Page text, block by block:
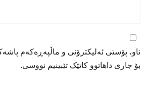
ناو، پۆستی ئەلیکترۆنی و ماڵپەڕەکەم
بۆ جاری داهاتوو کاتێک تێبینیم نووسی.